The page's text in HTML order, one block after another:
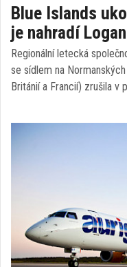
Blue Islands
je nahradí
Regionální letecká
se sídlem na
Británií a Francií) zrušila v